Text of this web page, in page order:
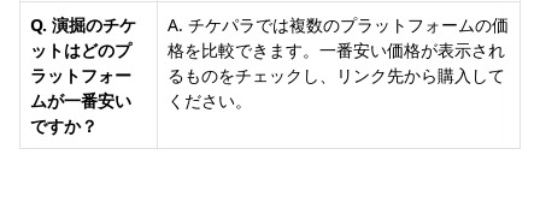
Q. 演掘のチケ
ットはどのプ
ラットフォー
ムが一番安い
ですか？
A. チケパラでは複数のプラットフォームの価
格を比較できます。一番安い価格が表示され
るものをチェックし、リンク先から購入して
ください。